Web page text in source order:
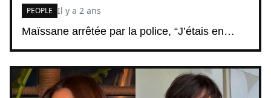
Maïssane arrêtée par la police, “J’étais en…
PEOPLE Il y a 2 ans